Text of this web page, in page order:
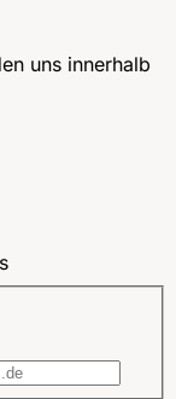
uns innerhalb